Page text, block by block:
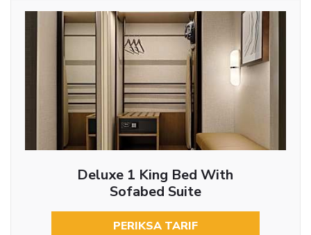
Deluxe 1 King Bed With
Sofabed Suite
PERIKSA TARIF